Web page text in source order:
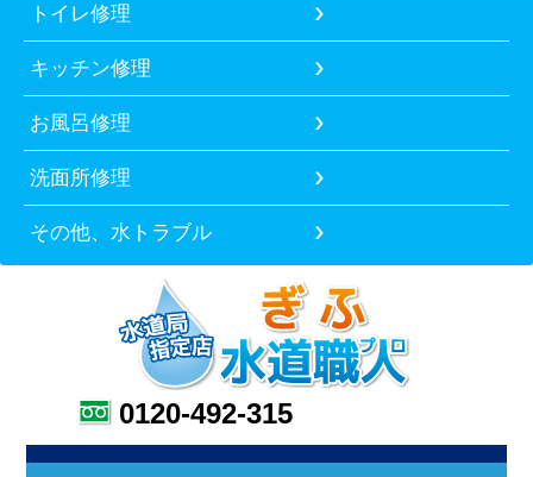
トイレ修理
キッチン修理
お風呂修理
洗面所修理
その他、水トラブル
0120-492-315